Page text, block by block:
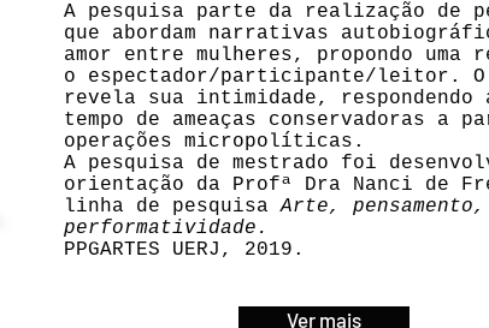
A pesquisa parte da realização de
que abordam narrativas
amor entre mulheres, propondo uma
o espectador/participante/leitor. O
revela sua intimidade, respondendo
tempo de ameaças conservadoras a
operações micropolíticas.
A pesquisa de mestrado foi
orientação da Profª Dra Nanci de
linha de pesquisaArte, pensamento,
performatividade.
PPGARTES UERJ, 2019.
Ver mais